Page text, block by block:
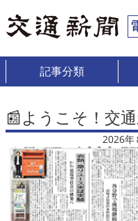
記事分類
📰ようこそ！交
2026年